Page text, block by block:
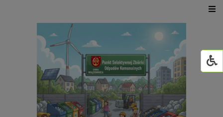
Urząd Gminy
Dla mieszkańca
Jednostki organizacyjne
GMINNY ŻŁOBEK W